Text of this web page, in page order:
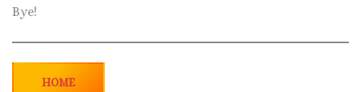
Bye!
HOME